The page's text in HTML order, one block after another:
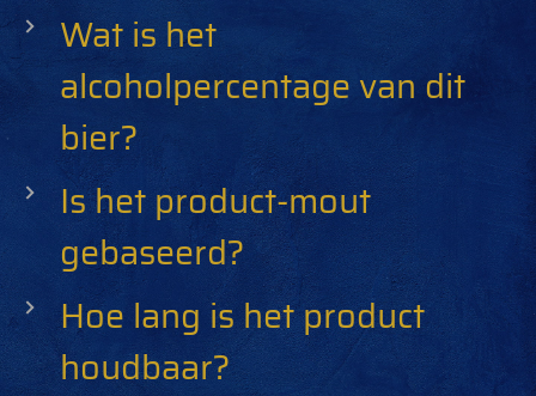
Wat is het
alcoholpercentage van dit
bier?
Is het product-mout
gebaseerd?
Hoe lang is het product
houdbaar?